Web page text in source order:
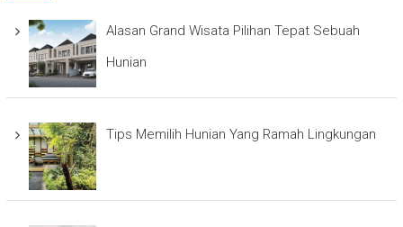
Alasan Grand Wisata Pilihan Tepat Sebuah
Hunian
Tips Memilih Hunian Yang Ramah Lingkungan